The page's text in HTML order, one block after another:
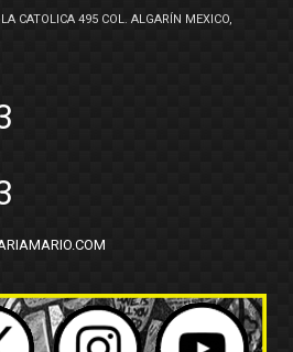
CATOLICA 495 COL. ALGARÍN MEXICO,